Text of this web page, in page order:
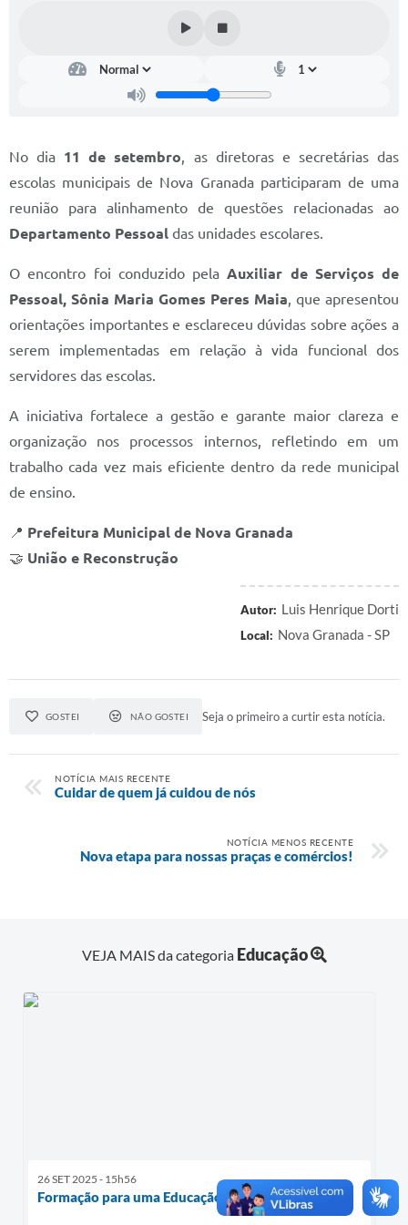
Memorial de Nova Granada
Formulários
Lei Paulo Gustavo
Alistamento Militar
Parcerias 3º Setor
Prefeitura
A Nossa Cidade
Galeria de Fotos
Carta de Serviços
Legislação
Licitações
A Prefeitura
No dia 11 de setembro , as diretoras e secretárias das
escolas municipais de Nova Granada participaram de uma
reunião para alinhamento de questões relacionadas ao
Departamento Pessoal das unidades escolares.
O encontro foi conduzido pela Auxiliar de Serviços de
Pessoal, Sônia Maria Gomes Peres Maia , que apresentou
orientações importantes e esclareceu dúvidas sobre ações a
serem implementadas em relação à vida funcional dos
servidores das escolas.
A iniciativa fortalece a gestão e garante maior clareza e
organização nos processos internos, refletindo em um
trabalho cada vez mais eficiente dentro da rede municipal
de ensino.
📍 Prefeitura Municipal de Nova Granada
🤝 União e Reconstrução
Autor: Luis Henrique Dorti
Local: Nova Granada - SP
GOSTEI NÃO GOSTEI Seja o primeiro a curtir esta notícia.
NOTÍCIA MAIS RECENTE
Cuidar de quem já cuidou de nós
NOTÍCIA MENOS RECENTE
Nova etapa para nossas praças e comércios!
VEJA MAIS da categoria Educação
26 SET 2025 - 15h56
Formação para uma Educação Mais Inclusiva!